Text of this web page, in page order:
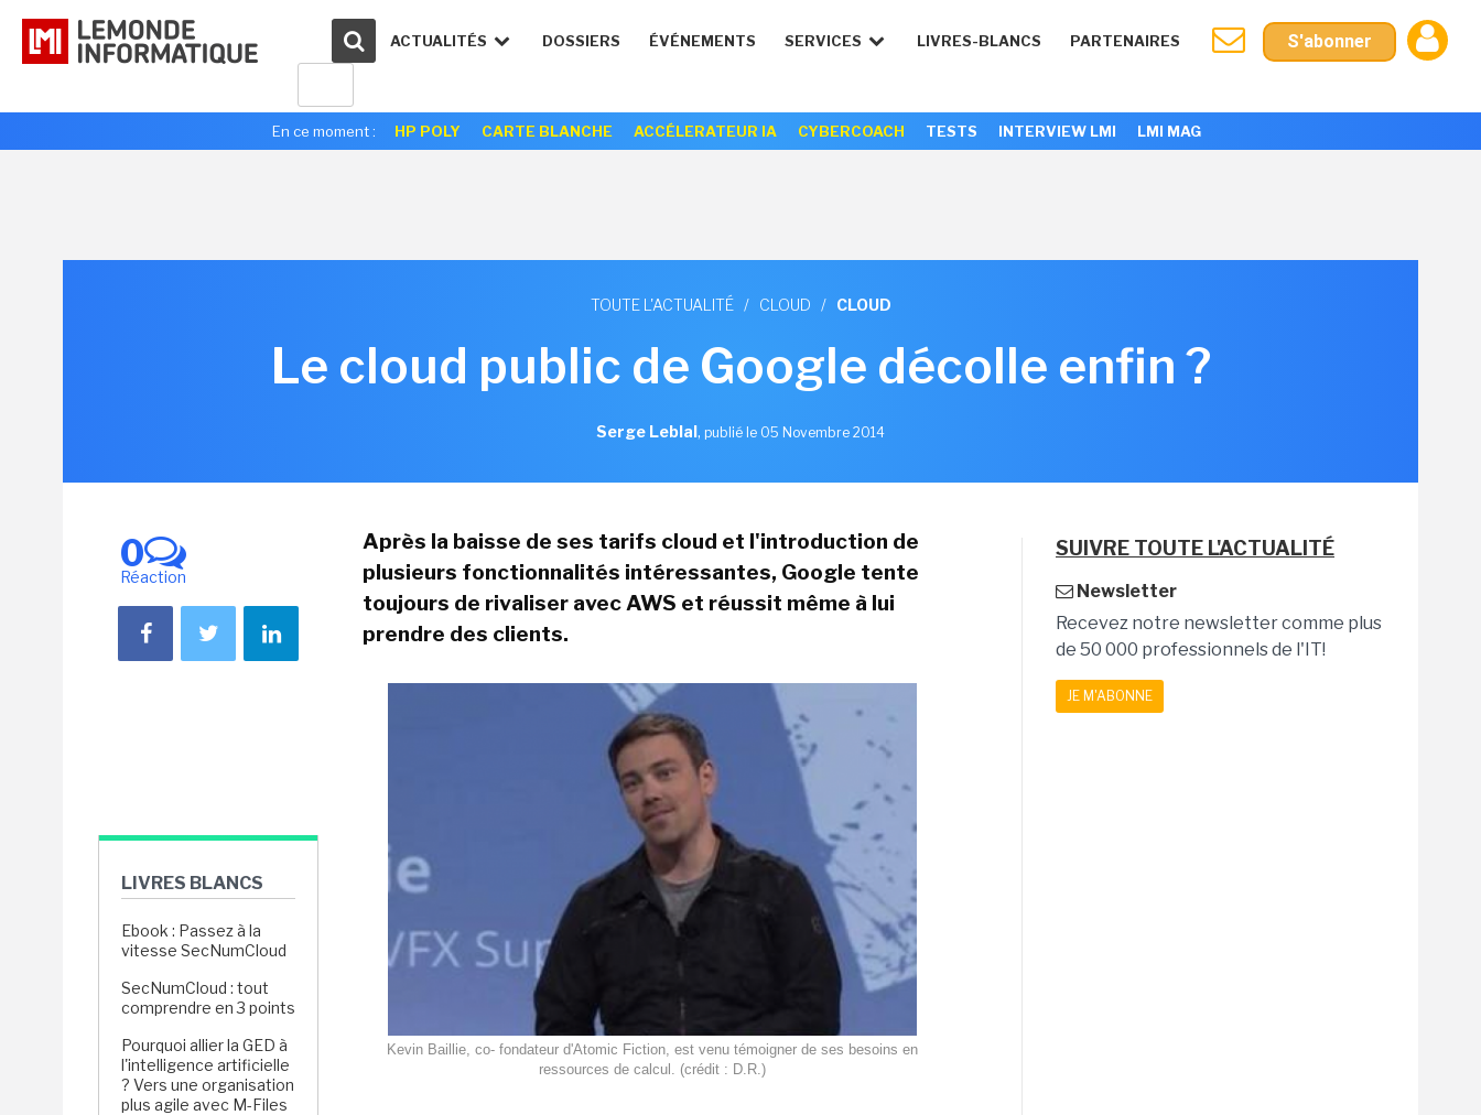
ACTUALITÉS DOSSIERS ÉVÉNEMENTS SERVICES LIVRES-BLANCS PARTENAIRES S'abonner
En ce moment : HP POLY CARTE BLANCHE ACCÉLERATEUR IA CYBERCOACH TESTS INTERVIEW LMI LMI MAG
TOUTE L'ACTUALITÉ / CLOUD / CLOUD
Le cloud public de Google décolle enfin ?
Serge Leblal, publié le 05 Novembre 2014
0
Réaction
LIVRES BLANCS
Ebook : Passez à la
vitesse SecNumCloud
SecNumCloud : tout
comprendre en 3 points
Pourquoi allier la GED à
l'intelligence artificielle
? Vers une organisation
plus agile avec M-Files
Après la baisse de ses tarifs cloud et l'introduction de
plusieurs fonctionnalités intéressantes, Google tente
toujours de rivaliser avec AWS et réussit même à lui
prendre des clients.
Kevin Baillie, co- fondateur d'Atomic Fiction, est venu témoigner de ses besoins en
ressources de calcul. (crédit : D.R.)
SUIVRE TOUTE L'ACTUALITÉ
Newsletter
Recevez notre newsletter comme plus
de 50 000 professionnels de l'IT!
JE M'ABONNE